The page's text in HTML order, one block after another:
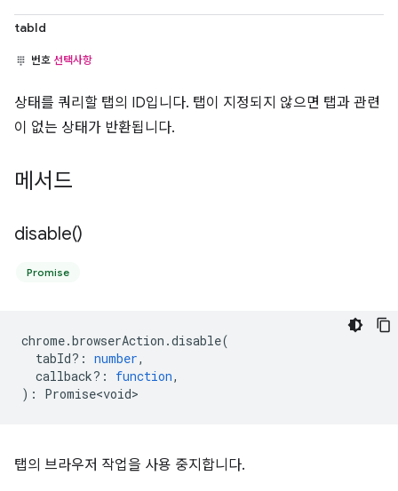
tabId
번호 선택사항
상태를 쿼리할 탭의 ID입니다. 탭이 지정되지 않으면 탭과 관련
이 없는 상태가 반환됩니다.
메서드
disable()
Promise
chrome.browserAction .disable(
tabId? : number,
callback? : function,
) : Promise<void>
탭의 브라우저 작업을 사용 중지합니다.